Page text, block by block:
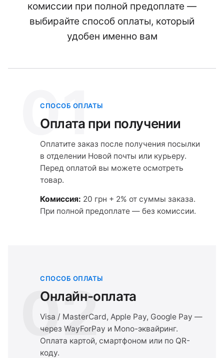
комиссии при полной предоплате —
выбирайте способ оплаты, который
удобен именно вам
01
СПОСОБ ОПЛАТЫ
Оплата при получении
Оплатите заказ после получения посылки
в отделении Новой почты или курьеру.
Перед оплатой вы можете осмотреть
товар.
Комиссия: 20 грн + 2% от суммы заказа.
При полной предоплате — без комиссии.
02
СПОСОБ ОПЛАТЫ
Онлайн-оплата
Visa / MasterCard, Apple Pay, Google Pay —
через WayForPay и Mono-эквайринг.
Оплата картой, смартфоном или по QR-
коду.